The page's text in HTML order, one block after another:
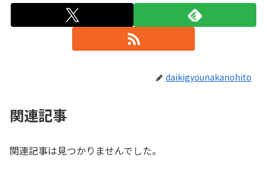
daikigyounakanohito
関連記事
関連記事は見つかりませんでした。